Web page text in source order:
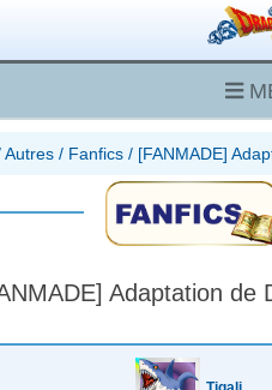
Autres / Fanfics / [FANMADE]
Adaptation de